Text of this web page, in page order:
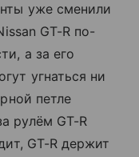
уже сменили
GT-R по-
а за его
угнаться ни
петле
рулём GT-R
GT-R держит